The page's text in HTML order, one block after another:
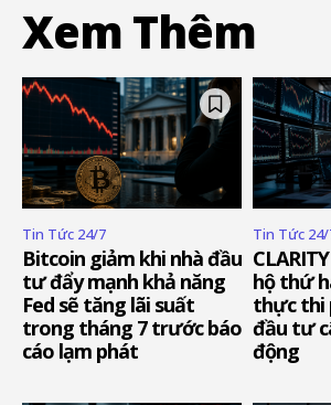
Xem Thêm
Tin Tức 24/7
Bitcoin giảm khi nhà đầu
tư đẩy mạnh khả năng
Fed sẽ tăng lãi suất
trong tháng 7 trước báo
cáo lạm phát
Tin Tức
hộ thứ
thực thi
đầu tư
động